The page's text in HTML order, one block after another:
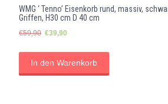
WMG ‘ Tenno’ Eisenkorb rund, massiv,
Griffen, H30 cm D 40 cm
€59,90 Ursprünglicher
€59,90
€39,90
€39,90.
In den Warenkorb